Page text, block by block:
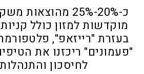
כ-20%-25%
מוקדשות למזון כולל
בעזרת "רייזאפ",
"פעמונים" ריכזנו את
לחיסכון